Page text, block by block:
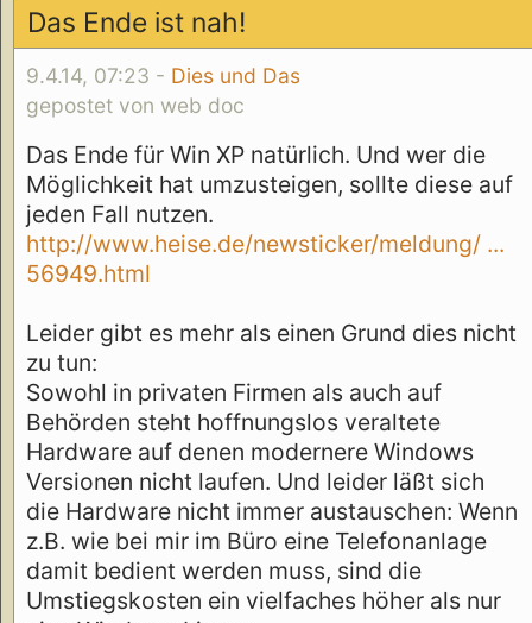
Das Ende ist nah!
9.4.14, 07:23 - Dies und Das
gepostet von web doc
Das Ende für Win XP natürlich. Und wer die
Möglichkeit hat umzusteigen, sollte diese auf
jeden Fall nutzen.
http://www.heise.de/newsticker/meldung/ ...
56949.html
Leider gibt es mehr als einen Grund dies nicht
zu tun:
Sowohl in privaten Firmen als auch auf
Behörden steht hoffnungslos veraltete
Hardware auf denen modernere Windows
Versionen nicht laufen. Und leider läßt sich
die Hardware nicht immer austauschen: Wenn
z.B. wie bei mir im Büro eine Telefonanlage
damit bedient werden muss, sind die
Umstiegskosten ein vielfaches höher als nur